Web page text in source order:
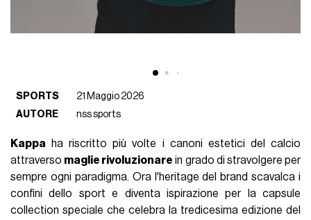
SPORTS
21 Maggio 2026
AUTORE
nss sports
Kappa ha riscritto più volte i canoni estetici del calcio
attraverso maglie rivoluzionare in grado di stravolgere per
sempre ogni paradigma. Ora l'heritage del brand scavalca i
confini dello sport e diventa ispirazione per la capsule
collection speciale che celebra la tredicesima edizione del